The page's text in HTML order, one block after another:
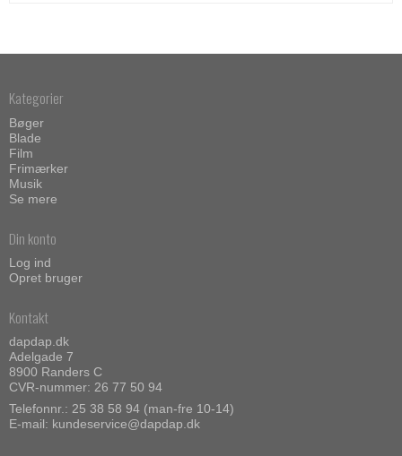
Kategorier
Bøger
Blade
Film
Frimærker
Musik
Se mere
Din konto
Log ind
Opret bruger
Kontakt
dapdap.dk
Adelgade 7
8900 Randers C
CVR-nummer: 26 77 50 94
Telefonnr.: 25 38 58 94 (man-fre 10-14)
E-mail: kundeservice@dapdap.dk